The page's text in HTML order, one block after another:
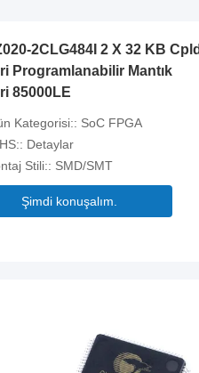
2CLG484I 2 X 32 KB Cpld
Programlanabilir Mantık
85000LE
Kategorisi:: SoC FPGA
Detaylar
Stili:: SMD/SMT
Şimdi konuşalım.